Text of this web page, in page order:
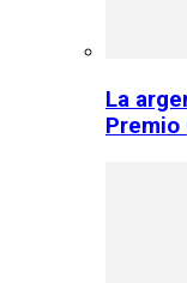
La
Premio